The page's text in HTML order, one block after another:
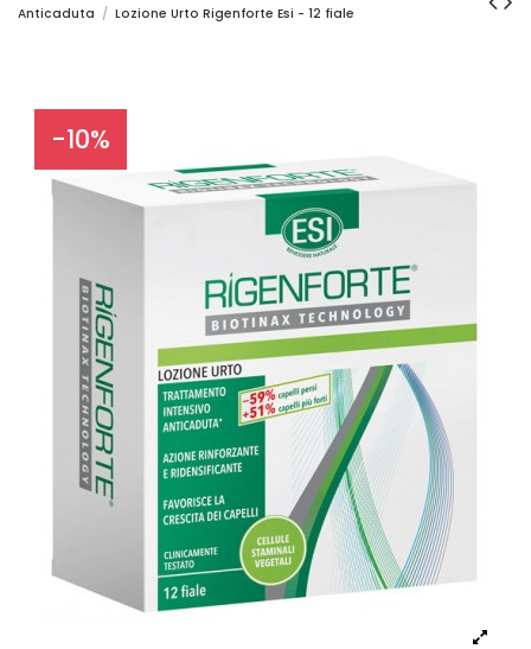
Anticaduta
Lozione Urto Rigenforte Esi - 12 fiale
-10%